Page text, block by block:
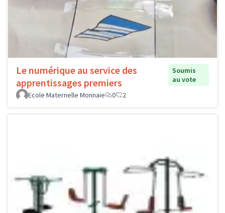
Le numérique au service des
apprentissages premiers
Soumis
au vote
Ecole Maternelle Monnaie
0 2